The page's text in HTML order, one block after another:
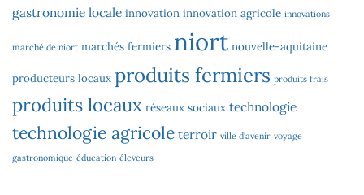
gastronomie locale innovation innovation agricole innovations
marché de niort marchés fermiers niort nouvelle-aquitaine
producteurs locaux produits fermiers produits frais
produits locaux réseaux sociaux technologie
technologie agricole terroir ville d'avenir voyage
gastronomique éducation éleveurs